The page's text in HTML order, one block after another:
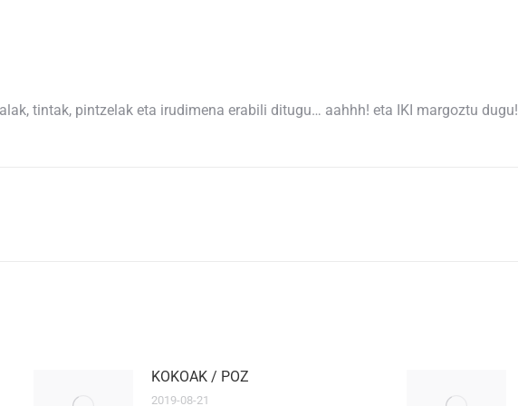
tintak, pintzelak eta irudimena erabili ditugu… aahhh! eta IKI margoztu dugu!
KOKOAK / POZ
2019-08-21